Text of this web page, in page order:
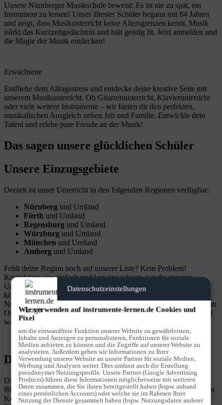
Unsere Nürnberger Musikschule beweist: Es ist nie zu spät, ein
Instrument zu lernen! Unser ältester Schüler begann mit 84 Jahren
und zeigt, dass Musikunterricht keine Altersgrenzen kennt. Musik
stärkt das Kurzzeitgedächtnis und hält geistig fit. Jetzt anmelden und
die Magie der Musik entdecken!
Erwachsene
Entfliehe dem Alltagsstress und entdecke deine kreative Seite mit
unserem Musikunterricht. Ob Gitarrenunterricht, Klavierunterricht
oder viele weitere Instrumente – wir bieten dir den perfekten,
musikalischen Ausgleich neben Job und Familie. Entwickle dein
Talent und erlebe pure Freude an der Musik!
Das sagen unsere glücklichen Schüler
Unsere Einzugsgebiete
Derzeit ist unser Unterricht in den folgenden Regionen verfügbar:
Nürnberg und Umland
Fürth und Umland
Regensburg und Umland
Würzburg und Umland
München und Umland
Amberg und Umland
Fehlt deine Region noch auf unserer Liste? Kein Problem!
Kontaktiere uns einfach und lass uns wissen, wo du unseren
Unterricht brauchst. Wir erweitern ständig unser Angebot und
könnten schon bald auch bei dir vor Ort sein. Oder noch besser:
Nutze unseren Live-Online-Unterricht und lerne bequem von jedem
Ort der Welt aus. Erlebe flexibles, hochwertiges Lernen, wann und
wo du willst.
Details zum Instrument Blockflöte
Die meist aus Holz gefertigte Blockflöte gehört zu der Gruppe der
Blasinstrumente. Durch den hölzernen Block, der nur einen kleinen
Kernspalt besitzt, entsteht der Ton der Flöte. Erfahrene
Datenschutzeinstellungen
Wir verwenden auf instrumente-lernen.de Cookies und
Pixel
um die einwandfreie Funktion unserer Website zu gewährleisten,
Inhalte und Anzeigen zu personalisieren, Funktionen für soziale
Medien anbieten zu können und die Zugriffe auf unserer Website zu
analysieren. Außerdem geben wir Informationen zu Ihrer
Verwendung unserer Website an unsere Partner für soziale Medien,
Werbung und Analysen weiter. Dies umfasst auch die Erstellung
pseudonymer Nutzungsprofile. Unsere Partner (Google Advertising
Products) führen diese Informationen möglicherweise mit weiteren
Daten zusammen, die Sie ihnen bereitgestellt haben (bspw. anhand
eines persönlichen Accounts) oder welche sie im Rahmen Ihrer
Nutzung der Dienste gesammelt haben (bspw. Nutzungsdaten anderer